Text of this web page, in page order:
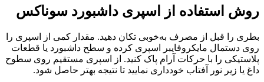
روش استفاده از اسپری داشبورد سوناکس
بطری را قبل از مصرف به‌خوبی تکان دهید. مقدار کمی از اسپری را
روی دستمال مایکروفایبر اسپری کرده و سطح داشبورد یا قطعات
پلاستیکی را با حرکات آرام پاک کنید. از اسپری مستقیم روی سطوح
داغ یا زیر نور آفتاب خودداری نمایید تا نتیجه بهتر حاصل شود.